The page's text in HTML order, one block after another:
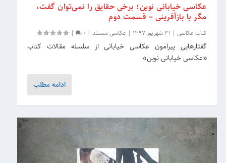
عکاسی خیابانی نوین؛ برخی حقایق را نمی‌توان گفت،
مگر با بازآفرینی – قسمت دوم
کتاب عکاسی | 31 شهریور 1397 |عکاسی مستند |
0
|
گفتارهایی پیرامون عکاسی خیابانی از سلسله مقالات کتاب
«عکاسی خیابانی نوین»
ادامه مطلب